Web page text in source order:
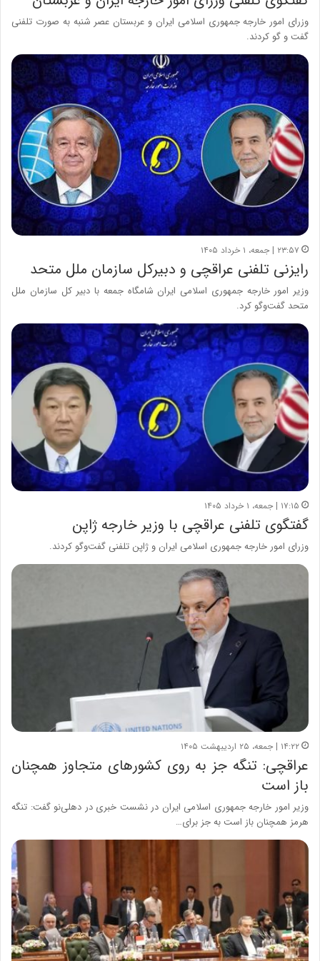
وزرای امور خارجه جمهوری اسلامی ایران و عربستان عصر شنبه به صورت تلفنی
گفت و گو کردند.
۲۳:۵۷ | جمعه، ۱ خرداد ۱۴۰۵
رایزنی تلفنی عراقچی و دبیرکل سازمان ملل متحد
وزیر امور خارجه جمهوری اسلامی ایران شامگاه جمعه با دبیر کل سازمان ملل
متحد گفت‌وگو کرد.
۱۷:۱۵ | جمعه، ۱ خرداد ۱۴۰۵
گفتگوی تلفنی عراقچی با وزیر خارجه ژاپن
وزرای امور خارجه جمهوری اسلامی ایران و ژاپن تلفنی گفت‌وگو کردند.
۱۴:۲۲ | جمعه، ۲۵ اردیبهشت ۱۴۰۵
عراقچی: تنگه جز به روی کشورهای متجاوز همچنان
باز است
وزیر امور خارجه جمهوری اسلامی ایران در نشست خبری در دهلی‌نو گفت: تنگه
هرمز همچنان باز است به جز برای…